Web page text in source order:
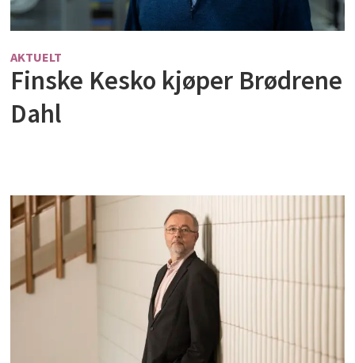
AKTUELT
Finske Kesko kjøper Brødrene
Dahl